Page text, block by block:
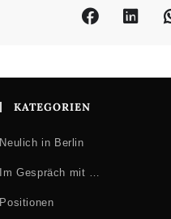
KATEGORIEN
Neulich in Berlin
Im Gespräch mit …
Positionen